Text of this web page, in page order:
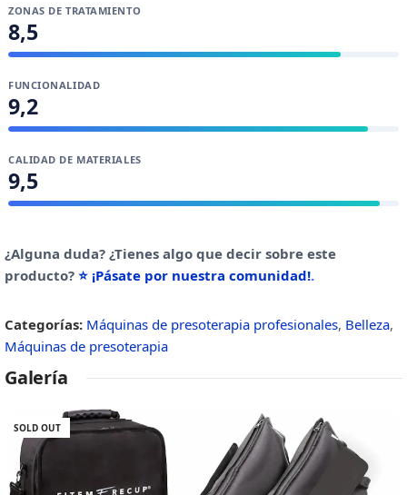
ZONAS DE TRATAMIENTO
8,5
FUNCIONALIDAD
9,2
CALIDAD DE MATERIALES
9,5
¿Alguna duda? ¿Tienes algo que decir sobre este
producto? ⭐ ¡Pásate por nuestra comunidad!.
Categorías: Máquinas de presoterapia profesionales, Belleza,
Máquinas de presoterapia
Galería
SOLD OUT